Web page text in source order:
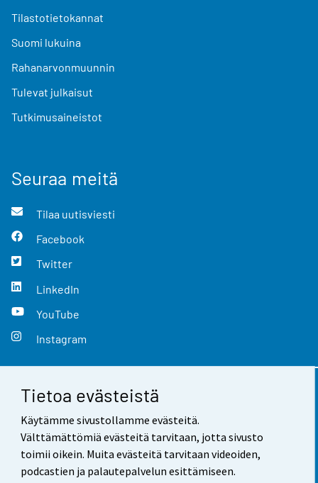
Tietoa evästeistä
Käytämme sivustollamme evästeitä.
Välttämättömiä evästeitä tarvitaan, jotta sivusto
toimii oikein. Muita evästeitä tarvitaan videoiden,
podcastien ja palautepalvelun esittämiseen.
Tilastotietokannat
Suomi lukuina
Rahanarvonmuunnin
Tulevat julkaisut
Tutkimusaineistot
Seuraa meitä
Tilaa uutisviesti
Facebook
Twitter
LinkedIn
YouTube
Instagram
Yhteystiedot
Palaute
Käyttöehdot